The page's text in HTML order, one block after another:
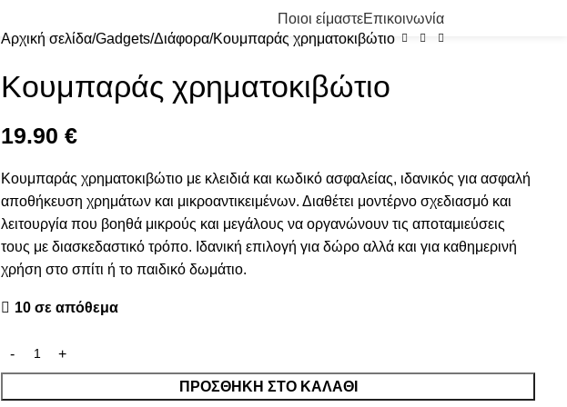
Ποιοι είμαστεΕπικοινωνία
Αρχική σελίδα Gadgets Διάφορα Κουμπαράς χρηματοκιβώτιο
Κουμπαράς χρηματοκιβώτιο
19.90 €
Κουμπαράς χρηματοκιβώτιο με κλειδιά και κωδικό ασφαλείας, ιδανικός για ασφαλή
αποθήκευση χρημάτων και μικροαντικειμένων. Διαθέτει μοντέρνο σχεδιασμό και
λειτουργία που βοηθά μικρούς και μεγάλους να οργανώνουν τις αποταμιεύσεις
τους με διασκεδαστικό τρόπο. Ιδανική επιλογή για δώρο αλλά και για καθημερινή
χρήση στο σπίτι ή το παιδικό δωμάτιο.
10 σε απόθεμα
ΠΡΟΣΘΉΚΗ ΣΤΟ ΚΑΛΆΘΙ